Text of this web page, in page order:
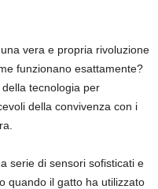
vera e propria rivoluzione
funzionano esattamente?
tecnologia per
della convivenza con i
serie di sensori sofisticati e
quando il gatto ha utilizzato